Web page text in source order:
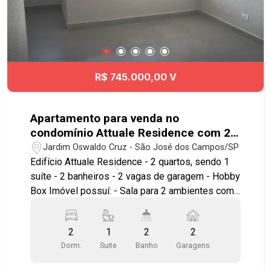
acesso para universidades, escolas, hospital,
restaurantes, padarias, farmácias,
agende a sua visita! #imobiliaria
#geraçãoimóveis #terrenovenda #SJC
#terrasalpha #condominiofechado #urbanova
R$ 745.000,00 V
Apartamento para venda no
condomínio Attuale Residence com 2
quartos sendo 1 suíte - 56 m² - No
bairro Jardim Oswaldo Cruz - SJC
Jardim Oswaldo Cruz - São José dos Campos/SP
Edifício Attuale Residence - 2 quartos, sendo 1
suíte - 2 banheiros - 2 vagas de garagem - Hobby
Box Imóvel possuí: - Sala para 2 ambientes com
armário e ar condicionado - Varanda gourmet
integrada a cozinha com churrasqueira à carvão -
Cozinha planejada com geladeira, cooktop,
2
Dorm.
1
Suite
2
Banho
2
Garagens